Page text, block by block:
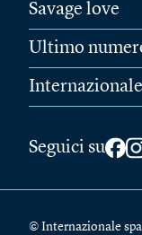
Savage love
Ultimo
Seguici su
© Internazionale